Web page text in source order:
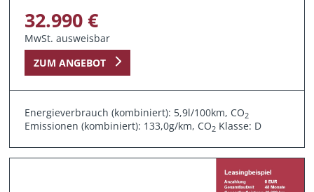
32.990 €
MwSt. ausweisbar
ZUM ANGEBOT
Energieverbrauch (kombiniert): 5,9l/100km, CO2
Emissionen (kombiniert): 133,0g/km, CO2 Klasse: D